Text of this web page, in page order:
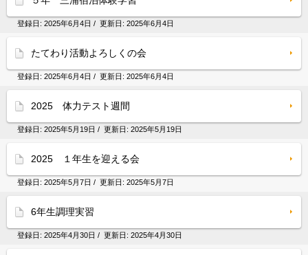
登録日: 2025年6月4日 / 更新日: 2025年6月4日
たてわり活動よろしくの会
登録日: 2025年6月4日 / 更新日: 2025年6月4日
2025 体力テスト週間
登録日: 2025年5月19日 / 更新日: 2025年5月19日
2025 １年生を迎える会
登録日: 2025年5月7日 / 更新日: 2025年5月7日
6年生調理実習
登録日: 2025年4月30日 / 更新日: 2025年4月30日